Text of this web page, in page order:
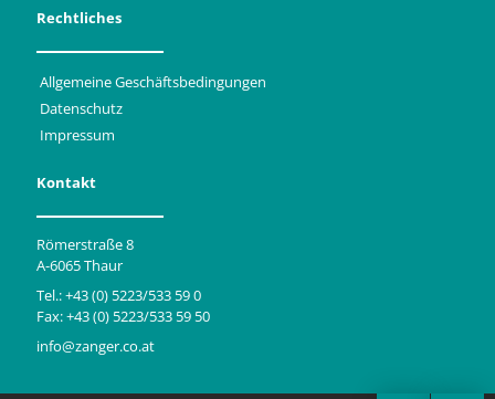
Rechtliches
Allgemeine Geschäftsbedingungen
Datenschutz
Impressum
Kontakt
Römerstraße 8
A-6065 Thaur
Tel.: +43 (0) 5223/533 59 0
Fax: +43 (0) 5223/533 59 50
info@zanger.co.at